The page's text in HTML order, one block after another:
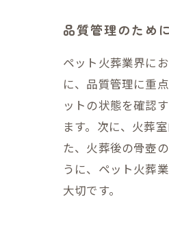
品質管理のため
ペット火葬業界に
に、品質管理に重
ットの状態を確認
ます。次に、火葬
た、火葬後の骨壺
うに、ペット火葬
大切です。